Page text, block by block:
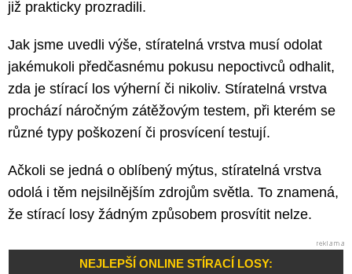
již prakticky prozradili.
Jak jsme uvedli výše, stíratelná vrstva musí odolat
jakémukoli předčasnému pokusu nepoctivců odhalit,
zda je stírací los výherní či nikoliv. Stíratelná vrstva
prochází náročným zátěžovým testem, při kterém se
různé typy poškození či prosvícení testují.
Ačkoli se jedná o oblíbený mýtus, stíratelná vrstva
odolá i těm nejsilnějším zdrojům světla. To znamená,
že stírací losy žádným způsobem prosvítit nelze.
NEJLEPŠÍ ONLINE STÍRACÍ LOSY: